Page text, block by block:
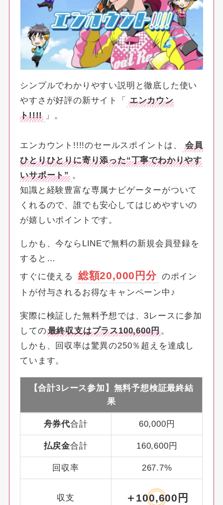
シンプルでわかりやすい説明と徹底した使い
やすさが好評の新サイト「
エンカウン
ト!!!!
」。
エンカウント!!!!のセールスポイントは、
会員
ひとりひとりに寄り添った“丁寧でわかりやす
いサポート” 。
知識と経験豊富な専属ナビゲーターがついて
くれるので、誰でも安心してはじめやすいの
が嬉しいポイントです。
しかも、今ならLINEで無料の新規会員登録を
すると…
すぐに使える
総額20,000円分 のポイン
トが付与されるお得なキャンペーン中♪
実際に検証した無料予想では、3レースに参加
しての最終収支はプラス100,600円。
しかも、回収率は驚異の250％超えを達成し
ています。
【合計3レース参加】無料予想検証最終結
果
舟券代合計 60,000円
払戻金合計 160,600円
回収率 267.7%
収支 ＋100,600円